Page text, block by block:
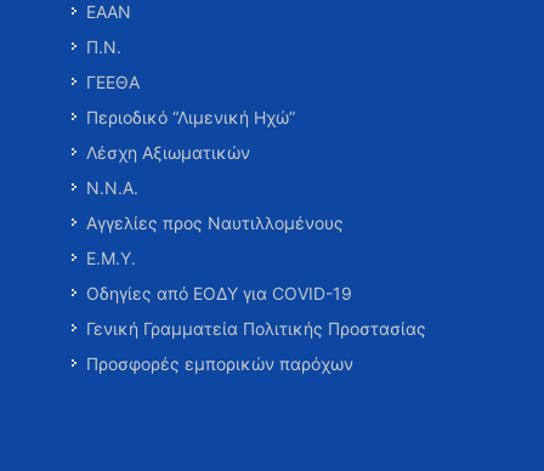
ΕΑΑΝ
Π.Ν.
ΓΕΕΘΑ
Περιοδικό “Λιμενική Ηχώ”
Λέσχη Αξιωματικών
Ν.Ν.Α.
Αγγελίες προς Ναυτιλλομένους
Ε.Μ.Υ.
Οδηγίες από ΕΟΔΥ για COVID-19
Γενική Γραμματεία Πολιτικής Προστασίας
Προσφορές εμπορικών παρόχων